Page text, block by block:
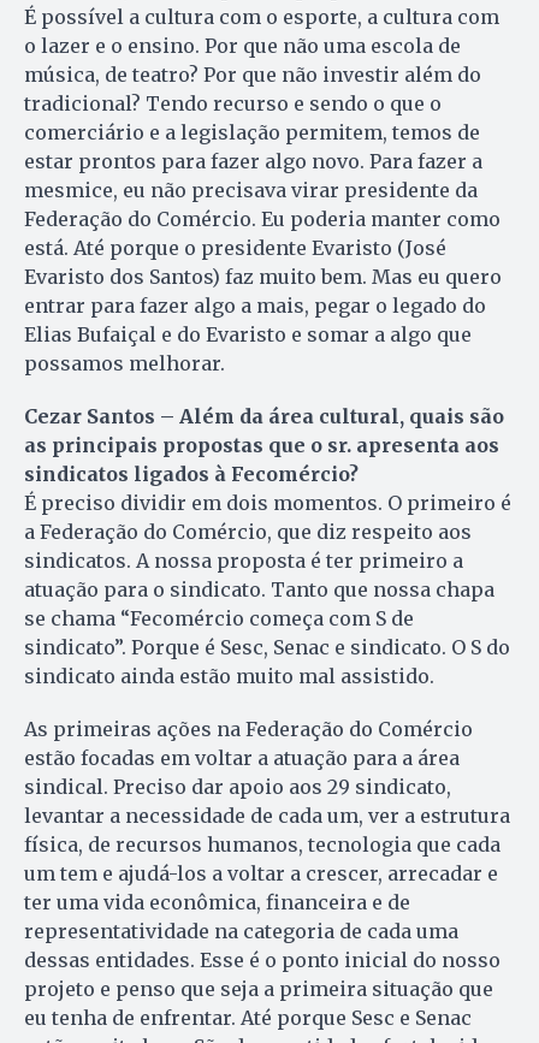
É possível a cultura com o esporte, a cultura com
o lazer e o ensino. Por que não uma escola de
música, de teatro? Por que não investir além do
tradicional? Tendo recurso e sendo o que o
comerciário e a legislação permitem, temos de
estar prontos para fazer algo novo. Para fazer a
mesmice, eu não precisava virar presidente da
Federação do Comércio. Eu poderia manter como
está. Até porque o presidente Evaristo (José
Evaristo dos Santos) faz muito bem. Mas eu quero
entrar para fazer algo a mais, pegar o legado do
Elias Bufaiçal e do Evaristo e somar a algo que
possamos melhorar.
Cezar Santos – Além da área cultural, quais são
as principais propostas que o sr. apresenta aos
sindicatos ligados à Fecomércio?
É preciso dividir em dois momentos. O primeiro é
a Federação do Comércio, que diz respeito aos
sindicatos. A nossa proposta é ter primeiro a
atuação para o sindicato. Tanto que nossa chapa
se chama “Fecomércio começa com S de
sindicato”. Porque é Sesc, Senac e sindicato. O S do
sindicato ainda estão muito mal assistido.
As primeiras ações na Federação do Comércio
estão focadas em voltar a atuação para a área
sindical. Preciso dar apoio aos 29 sindicato,
levantar a necessidade de cada um, ver a estrutura
física, de recursos humanos, tecnologia que cada
um tem e ajudá-los a voltar a crescer, arrecadar e
ter uma vida econômica, financeira e de
representatividade na categoria de cada uma
dessas entidades. Esse é o ponto inicial do nosso
projeto e penso que seja a primeira situação que
eu tenha de enfrentar. Até porque Sesc e Senac